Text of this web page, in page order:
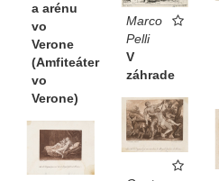
a arénu
vo
Verone
(Amfiteáter
vo
Verone)
Marco
Pelli
V
záhrade